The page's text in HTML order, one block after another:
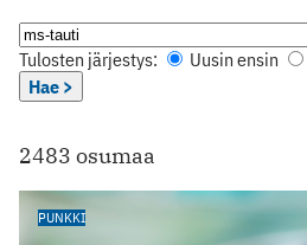
Tulosten järjestys: Uusin ensin
Hae >
2483 osumaa
PUNKKI